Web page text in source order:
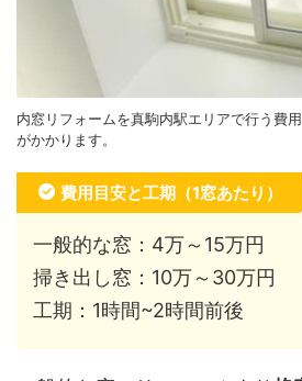
内窓リフォームを真駒内駅エリアで行う費
がかかります。
費用目安と工期（1窓あたり）
一般的な窓：4万～15万円
掃き出し窓：10万～30万円
工期：1時間~2時間前後